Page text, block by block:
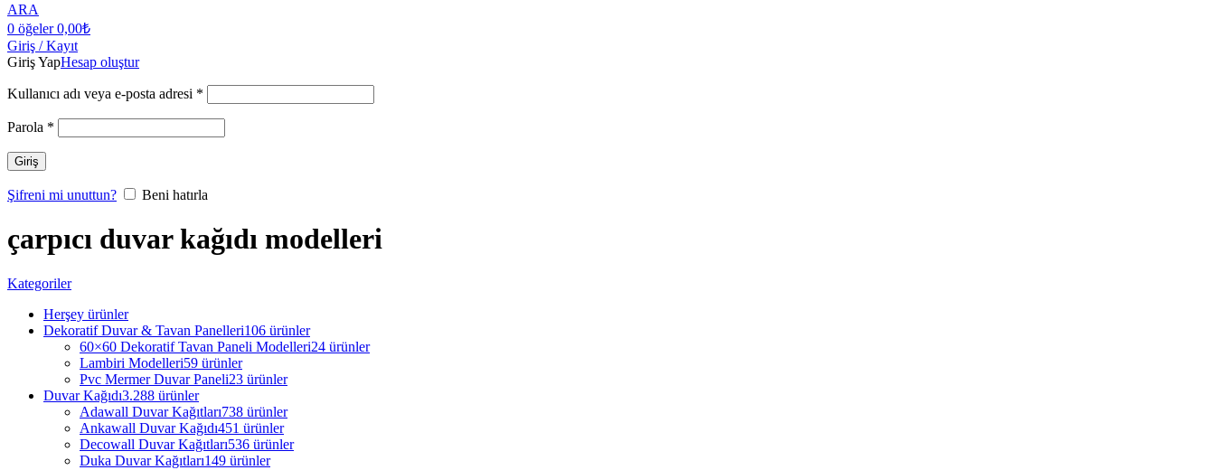
ARA
0 öğeler 0,00₺
Giriş / Kayıt
Giriş YapHesap oluştur
Kullanıcı adı veya e-posta adresi *
Parola *
Giriş
Şifreni mi unuttun? Beni hatırla
çarpıcı duvar kağıdı modelleri
Kategoriler
Herşey ürünler
Dekoratif Duvar & Tavan Panelleri106 ürünler
60×60 Dekoratif Tavan Paneli Modelleri24 ürünler
Lambiri Modelleri59 ürünler
Pvc Mermer Duvar Paneli23 ürünler
Duvar Kağıdı3.288 ürünler
Adawall Duvar Kağıtları738 ürünler
Ankawall Duvar Kağıdı451 ürünler
Decowall Duvar Kağıtları536 ürünler
Duka Duvar Kağıtları149 ürünler